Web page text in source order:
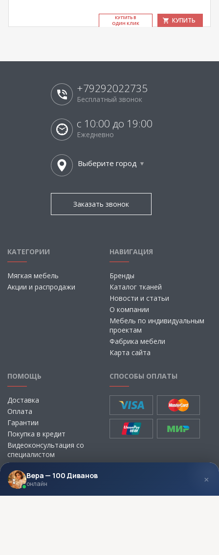
КУ­ПИТЬ В
ОДИН КЛИК
КУПИТЬ
+79292022735
Бесплатный звонок
с 10:00 до 19:00
Ежедневно
Выберите город
Заказать звонок
КАТЕГОРИИ
Мягкая мебель
Акции и распродажи
НАВИГАЦИЯ
Бренды
Каталог тканей
Новости и статьи
О компании
Мебель по индивидуальным
проектам
Фабрика мебели
Карта сайта
ПОМОЩЬ
Доставка
Оплата
Гарантии
Покупка в кредит
Видеоконсультация со
специалистом
Выбор ткани для мебели без
визита в магазин
СПОСОБЫ ОПЛАТЫ
МЫ В СОЦСЕТЯХ КОНТАКТЫ
Вера — 100 Диванов
онлайн ×